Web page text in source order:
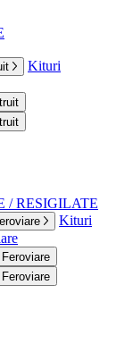
Kituri
/ RESIGILATE
Kituri